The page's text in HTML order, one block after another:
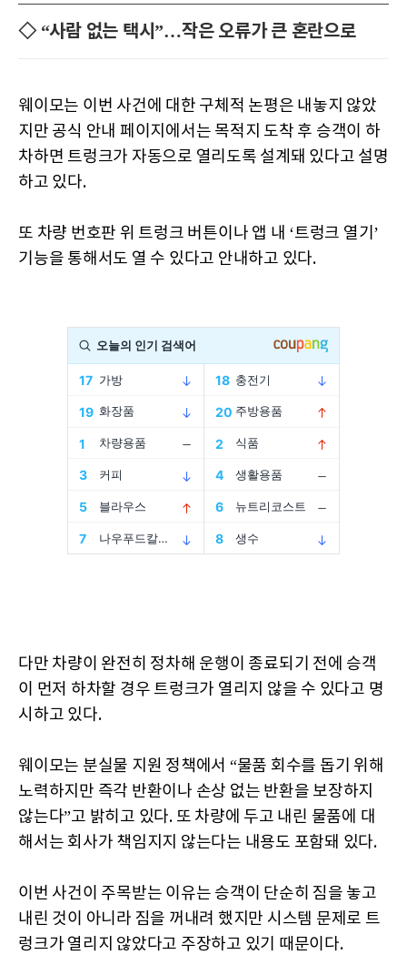
◇ “사람 없는 택시”…작은 오류가 큰 혼란으로
웨이모는 이번 사건에 대한 구체적 논평은 내놓지 않았
지만 공식 안내 페이지에서는 목적지 도착 후 승객이 하
차하면 트렁크가 자동으로 열리도록 설계돼 있다고 설명
하고 있다.
또 차량 번호판 위 트렁크 버튼이나 앱 내 ‘트렁크 열기’
기능을 통해서도 열 수 있다고 안내하고 있다.
다만 차량이 완전히 정차해 운행이 종료되기 전에 승객
이 먼저 하차할 경우 트렁크가 열리지 않을 수 있다고 명
시하고 있다.
웨이모는 분실물 지원 정책에서 “물품 회수를 돕기 위해
노력하지만 즉각 반환이나 손상 없는 반환을 보장하지
않는다”고 밝히고 있다. 또 차량에 두고 내린 물품에 대
해서는 회사가 책임지지 않는다는 내용도 포함돼 있다.
이번 사건이 주목받는 이유는 승객이 단순히 짐을 놓고
내린 것이 아니라 짐을 꺼내려 했지만 시스템 문제로 트
렁크가 열리지 않았다고 주장하고 있기 때문이다.